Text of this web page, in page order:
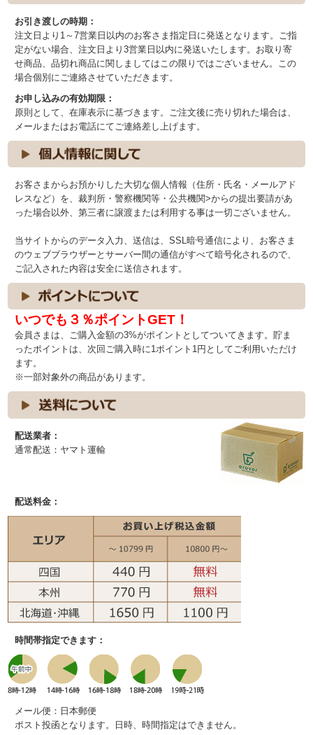
お引き渡しの時期：
注文日より1～7営業日以内のお客さま指定日に発送となります。ご指
定がない場合、注文日より3営業日以内に発送いたします。お取り寄
せ商品、品切れ商品に関しましてはこの限りではございません。この
場合個別にご連絡させていただきます。
お申し込みの有効期限：
原則として、在庫表示に基づきます。ご注文後に売り切れた場合は、
メールまたはお電話にてご連絡差し上げます。
お客さまからお預かりした大切な個人情報（住所・氏名・メールアド
レスなど）を、裁判所・警察機関等・公共機関>からの提出要請があ
った場合以外、第三者に譲渡または利用する事は一切ございません。
当サイトからのデータ入力、送信は、SSL暗号通信により、お客さま
のウェブブラウザーとサーバー間の通信がすべて暗号化されるので、
ご記入された内容は安全に送信されます。
いつでも３％ポイントGET！
会員さまは、ご購入金額の3%がポイントとしてついてきます。貯ま
ったポイントは、次回ご購入時に1ポイント1円としてご利用いただけ
ます。
※一部対象外の商品があります。
配送業者：
通常配送：ヤマト運輸
配送料金：
時間帯指定できます：
メール便：日本郵便
ポスト投函となります。日時、時間指定はできません。